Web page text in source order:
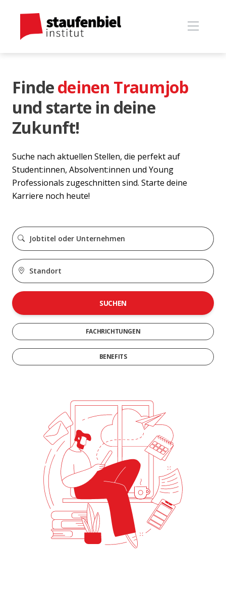
Findedeinen Traumjob
und starte in deine
Zukunft!
Suche nach aktuellen Stellen, die perfekt auf
Student:innen, Absolvent:innen und Young
Professionals zugeschnitten sind. Starte deine
Karriere noch heute!
SUCHEN
FACHRICHTUNGEN
BENEFITS